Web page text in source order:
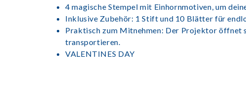
4 magische Stempel mit Einhornmotiven, um
Inklusive Zubehör: 1 Stift und 10 Blätter für
Praktisch zum Mitnehmen: Der Projektor öffnet
transportieren.
VALENTINES DAY